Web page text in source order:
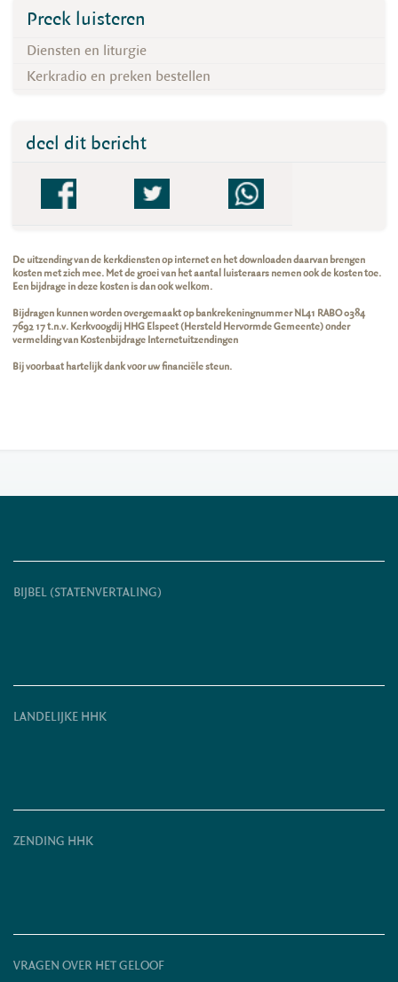
Preek luisteren
Diensten en liturgie
Kerkradio en preken bestellen
deel dit bericht
De uitzending van de kerkdiensten op internet en het downloaden daarvan brengen
kosten met zich mee. Met de groei van het aantal luisteraars nemen ook de kosten toe.
Een bijdrage in deze kosten is dan ook welkom.
Bijdragen kunnen worden overgemaakt op bankrekeningnummer NL41 RABO 0384
7692 17 t.n.v. Kerkvoogdij HHG Elspeet (Hersteld Hervormde Gemeente) onder
vermelding van Kostenbijdrage Internetuitzendingen
Bij voorbaat hartelijk dank voor uw financiële steun.
BIJBEL (STATENVERTALING)
LANDELIJKE HHK
ZENDING HHK
VRAGEN OVER HET GELOOF